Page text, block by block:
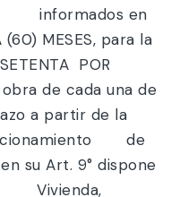
informados en
(60) MESES, para la
POR
de cada una de
a partir de la
de
su Art. 9° dispone
Vivienda,